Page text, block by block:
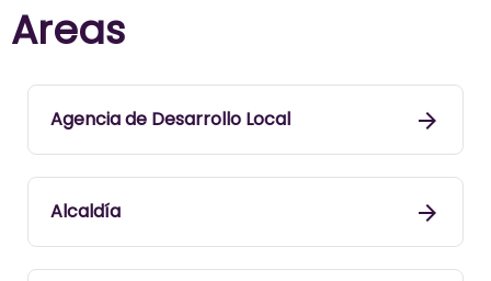
Areas
Agencia de Desarrollo Local
Alcaldía